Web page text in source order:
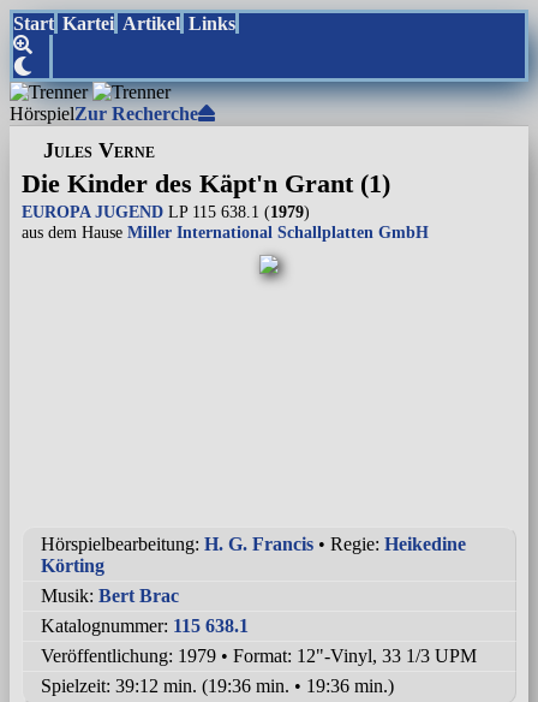
Start Kartei Artikel Links
HörspielZur Recherche
Jules Verne
Die Kinder des Käpt'n Grant (1)
EUROPA JUGEND LP 115 638.1 (1979)
aus dem Hause Miller International Schallplatten GmbH
Hörspielbearbeitung: H. G. Francis • Regie: Heikedine
Körting
Musik: Bert Brac
Katalognummer: 115 638.1
Veröffentlichung: 1979 • Format: 12"-Vinyl, 33 1/3 UPM
Spielzeit: 39:12 min. (19:36 min. • 19:36 min.)